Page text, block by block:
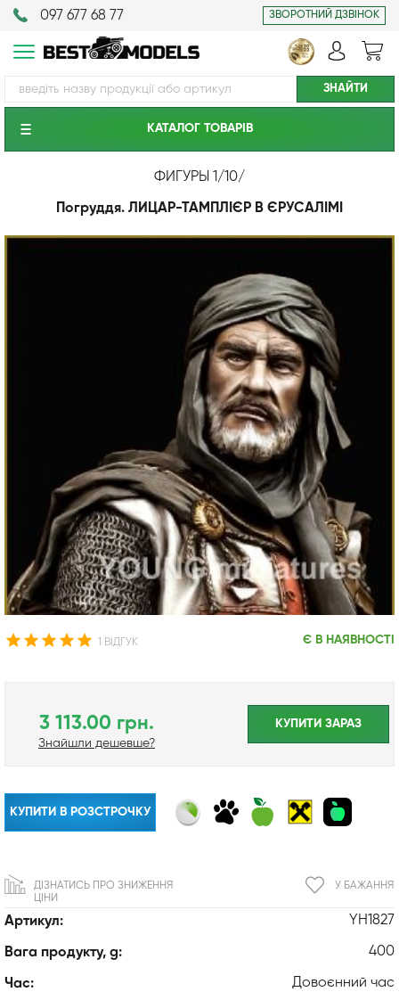
097 677 68 77 ЗВОРОТНИЙ ДЗВІНОК
КАТАЛОГ ТОВАРIВ
ФИГУРЫ 1/10/
Погруддя. ЛИЦАР-ТАМПЛІЄР В ЄРУСАЛІМІ
1 ВІДГУК Є В НАЯВНОСТІ
Артикул: YH1827
Вага продукту, g: 400
Час: Довоєнний час
3 113.00 грн.
Знайшли дешевше?
КУПИТИ ЗАРАЗ
КУПИТИ В РОЗСТРОЧКУ
У БАЖАННЯ
ДІЗНАТИСЬ ПРО ЗНИЖЕННЯ
ЦІНИ